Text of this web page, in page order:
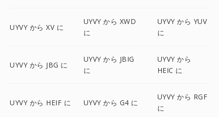
UYVY から XV に
UYVY から XWD
に
UYVY から YUV
に
UYVY から JBG に
UYVY から JBIG
に
UYVY から
HEIC に
UYVY から HEIF に UYVY から G4 に
UYVY から RGF
に